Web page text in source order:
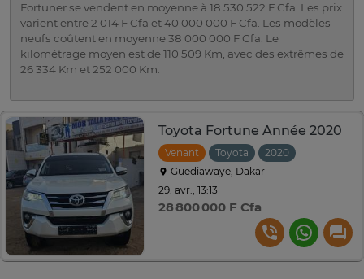
Fortuner se vendent en moyenne à 18 530 522 F Cfa. Les prix
varient entre 2 014 F Cfa et 40 000 000 F Cfa. Les modèles
neufs coûtent en moyenne 38 000 000 F Cfa. Le
kilométrage moyen est de 110 509 Km, avec des extrêmes de
26 334 Km et 252 000 Km.
Toyota Fortune Année 2020
Venant Toyota 2020
Guediawaye, Dakar
29. avr., 13:13
28 800 000 F Cfa